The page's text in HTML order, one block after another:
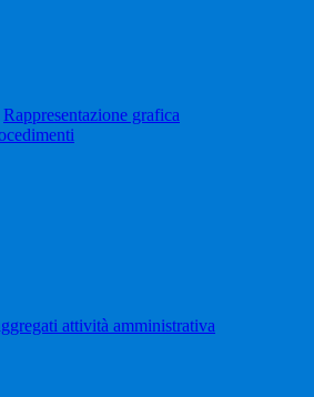
Rappresentazione grafica
attività amministrativa